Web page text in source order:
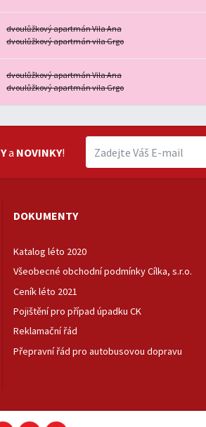
dvoulůžkový apartmán Vila Ana
dvoulůžkový apartmán vila Grgo
dvoulůžkový apartmán Vila Ana
dvoulůžkový apartmán vila Grgo
a NOVINKY!
DOKUMENTY
Katalog léto 2020
Všeobecné obchodní podmínky Cílka, s.r.o.
Ceník léto 2021
Pojištění pro případ úpadku CK
Reklamační řád
Přepravní řád pro autobusovou dopravu